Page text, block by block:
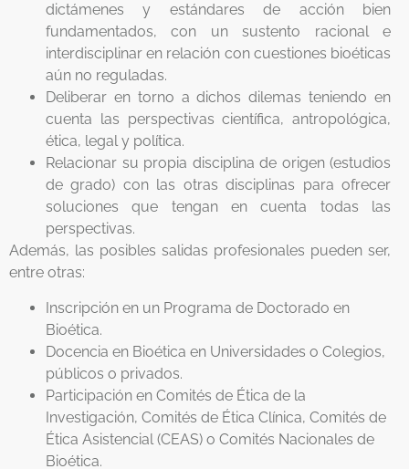
dictámenes y estándares de acción bien
fundamentados, con un sustento racional e
interdisciplinar en relación con cuestiones bioéticas
aún no reguladas.
Deliberar en torno a dichos dilemas teniendo en
cuenta las perspectivas científica, antropológica,
ética, legal y política.
Relacionar su propia disciplina de origen (estudios
de grado) con las otras disciplinas para ofrecer
soluciones que tengan en cuenta todas las
perspectivas.
Además, las posibles salidas profesionales pueden ser,
entre otras:
Inscripción en un Programa de Doctorado en
Bioética.
Docencia en Bioética en Universidades o Colegios,
públicos o privados.
Participación en Comités de Ética de la
Investigación, Comités de Ética Clínica, Comités de
Ética Asistencial (CEAS) o Comités Nacionales de
Bioética.